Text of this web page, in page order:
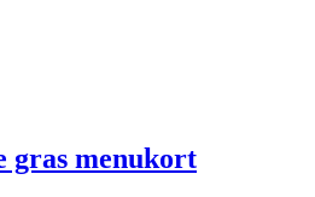
gras menukort